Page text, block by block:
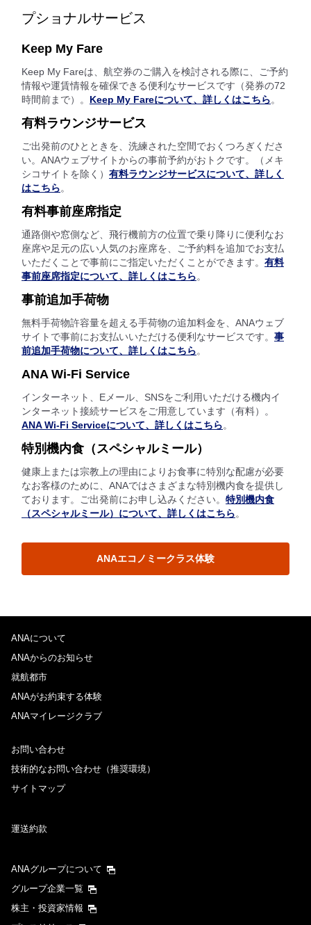
プショナルサービス
Keep My Fare
Keep My Fareは、航空券のご購入を検討される際に、ご予約
情報や運賃情報を確保できる便利なサービスです（発券の72
時間前まで）。 Keep My Fareについて、詳しくはこちら。
有料ラウンジサービス
ご出発前のひとときを、洗練された空間でおくつろぎくださ
い。ANAウェブサイトからの事前予約がおトクです。（メキ
シコサイトを除く） 有料ラウンジサービスについて、詳しく
はこちら。
有料事前座席指定
通路側や窓側など、飛行機前方の位置で乗り降りに便利なお
座席や足元の広い人気のお座席を、ご予約料を追加でお支払
いただくことで事前にご指定いただくことができます。 有料
事前座席指定について、詳しくはこちら。
事前追加手荷物
無料手荷物許容量を超える手荷物の追加料金を、ANAウェブ
サイトで事前にお支払いいただける便利なサービスです。 事
前追加手荷物について、詳しくはこちら。
ANA Wi-Fi Service
インターネット、Eメール、SNSをご利用いただける機内イ
ンターネット接続サービスをご用意しています（有料）。
ANA Wi-Fi Serviceについて、詳しくはこちら。
特別機内食（スペシャルミール）
健康上または宗教上の理由によりお食事に特別な配慮が必要
なお客様のために、ANAではさまざまな特別機内食を提供し
ております。ご出発前にお申し込みください。 特別機内食
（スペシャルミール）について、詳しくはこちら。
ANAエコノミークラス体験
ANAについて
ANAからのお知らせ
就航都市
ANAがお約束する体験
ANAマイレージクラブ
お問い合わせ
技術的なお問い合わせ（推奨環境）
サイトマップ
運送約款
ANAグループについて
グループ企業一覧
株主・投資家情報